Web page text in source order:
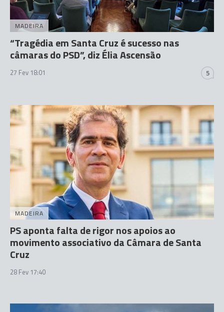
MADEIRA
“Tragédia em Santa Cruz é sucesso nas
câmaras do PSD”, diz Élia Ascensão
27 Fev 18:01 5
MADEIRA
PS aponta falta de rigor nos apoios ao
movimento associativo da Câmara de Santa
Cruz
28 Fev 17:40